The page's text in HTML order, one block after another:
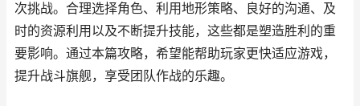
次挑战。合理选择角色、利用地形策略、良好的沟通、及
时的资源利用以及不断提升技能，这些都是塑造胜利的重
要影响。通过本篇攻略，希望能帮助玩家更快适应游戏，
提升战斗旗舰，享受团队作战的乐趣。